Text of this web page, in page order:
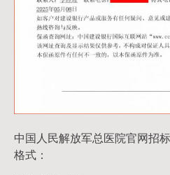
中国人民解放军总医院官网招
格式：